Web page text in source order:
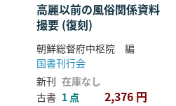
高麗以前の風俗関係資料
撮要 (復刻)
朝鮮総督府中枢院 編
国書刊行会
新刊 在庫なし
古書 1 点 2,376 円